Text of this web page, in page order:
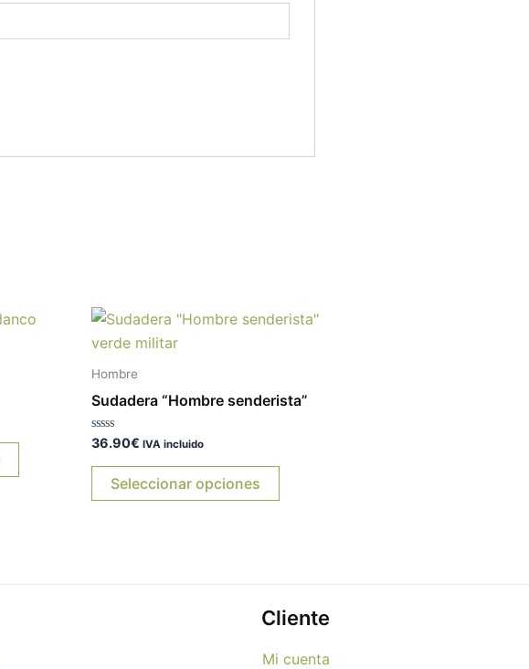
Este
Hombre
Sudadera “Hombre senderista”
Valorado
con
0
36.90€ IVA incluido
Seleccionar opciones
Este
de
producto
Cliente
Mi cuenta